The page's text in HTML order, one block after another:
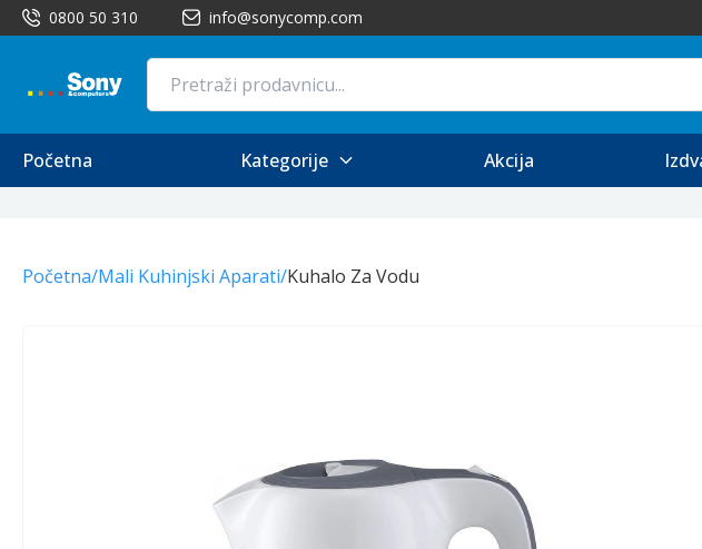
0800 50 310 info@sonycomp.com
Početna
Kategorije Akcija
Početna/Mali Kuhinjski Aparati/Kuhalo Za Vodu